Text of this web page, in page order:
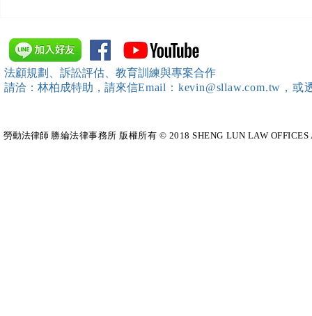
中、南等地辦理（職場霸凌防
治教育訓練）課程 邀請本所律
師團隊擔任講師，課程圓滿完
成~*
法顧規劃、訴訟評估、教育訓練與專案合作
請洽：林柏成特助 ，請來信Email：kevin@sllaw.com.tw，
勞動法律師​ 勝綸法律事務所 版權所有 © 2018 SHENG LUN LAW